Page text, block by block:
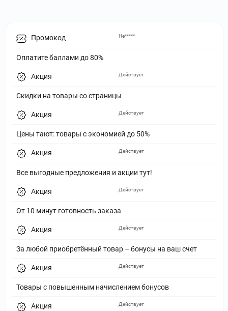
Промокод
Оплатите баллами до 80%
Не*****
Акция
Скидки на товары со страницы
Действует
Акция
Цены тают: товары с экономией до 50%
Действует
Акция
Все выгодные предложения и акции тут!
Действует
Акция
От 10 минут готовность заказа
Действует
Акция
За любой приобретённый товар – бонусы на ваш счет
Действует
Акция
Товары с повышенным начислением бонусов
Действует
Акция Действует